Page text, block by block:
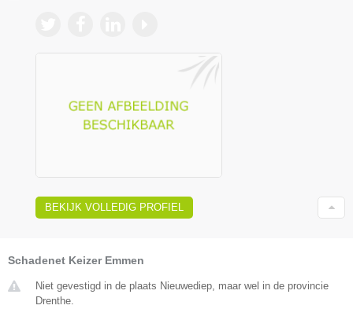
BEKIJK VOLLEDIG PROFIEL
Schadenet Keizer Emmen
Niet gevestigd in de plaats Nieuwediep, maar wel in de provincie
Drenthe.